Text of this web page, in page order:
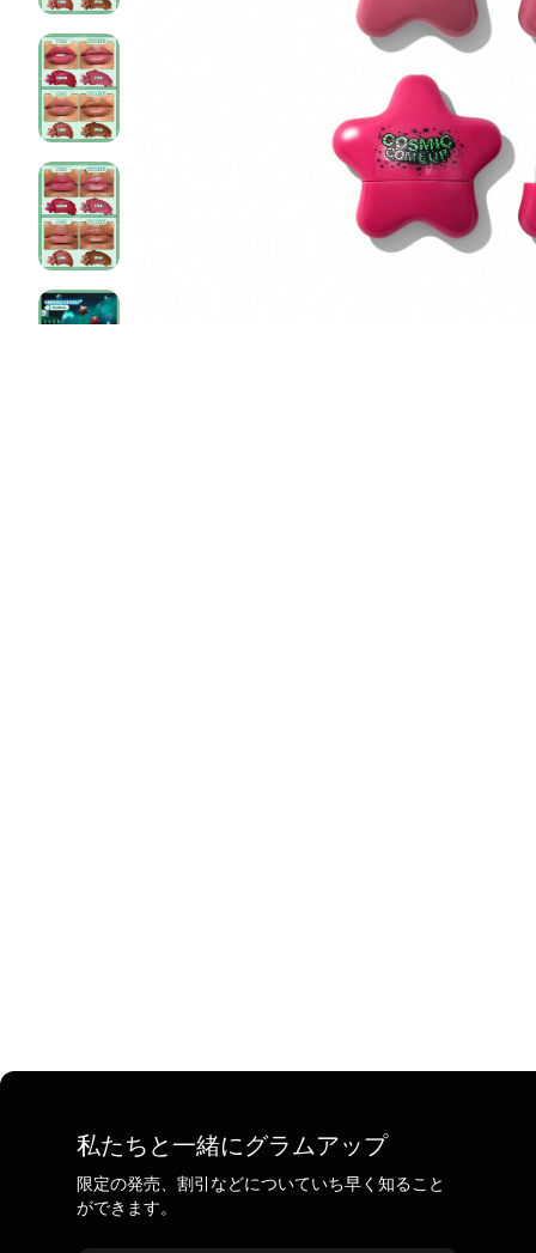
私たちと一緒にグラムアップ
限定の発売、割引などについていち早く知ること
ができます。